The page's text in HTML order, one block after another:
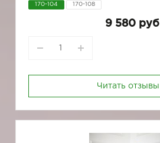
170-104 170-108
9 580 руб
Читать отзывы